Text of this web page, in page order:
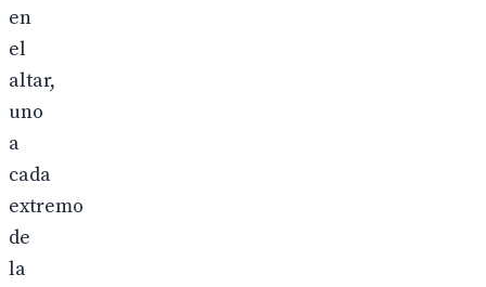
en
el
altar,
uno
a
cada
extremo
de
la